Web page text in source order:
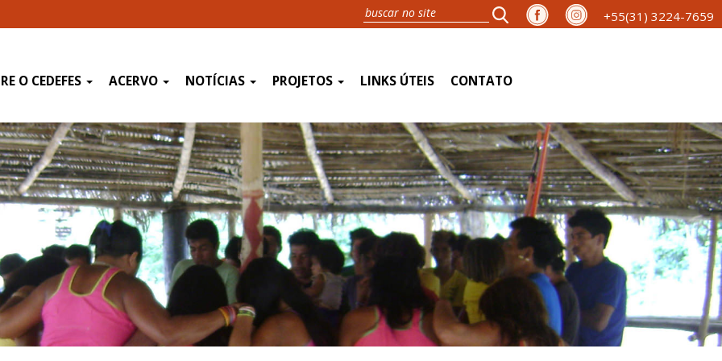
+55(31) 3224-7659
O CEDEFES ACERVO NOTÍCIAS PROJETOS LINKS ÚTEIS CONTATO